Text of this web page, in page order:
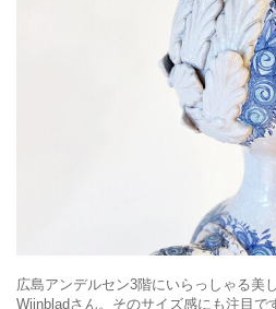
広島アンデルセン3階にいらっしゃる美
Wiinbladさん。そのサイズ感にも注目で